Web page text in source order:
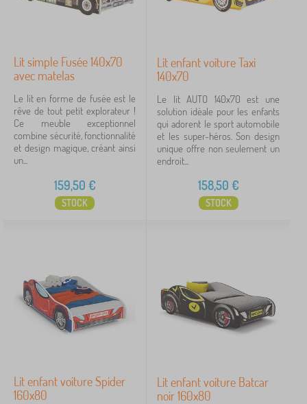
Lit simple Fusée 140x70
avec matelas
Le lit en forme de fusée est le
rêve de tout petit explorateur !
Ce meuble exceptionnel
combine sécurité, fonctionnalité
et design magique, créant ainsi
un...
159,50 €
STOCK
Lit enfant voiture Taxi
140x70
Le lit AUTO 140x70 est une
solution idéale pour les enfants
qui adorent le sport automobile
et les super-héros. Son design
unique offre non seulement un
endroit...
158,50 €
STOCK
Lit enfant voiture Spider
160x80
Lit enfant voiture Batcar
noir 160x80